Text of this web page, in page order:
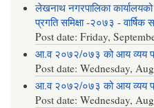
लेखनाथ नगरपालिका
प्रगति समिक्षा -२०७३-वार्षिक
Post date:Friday,
आ.व २०७२/०७३ को आय व्यय
Post date:Wednesday,
आ.व २०७२/०७३ को आय व्यय
Post date:Wednesday,